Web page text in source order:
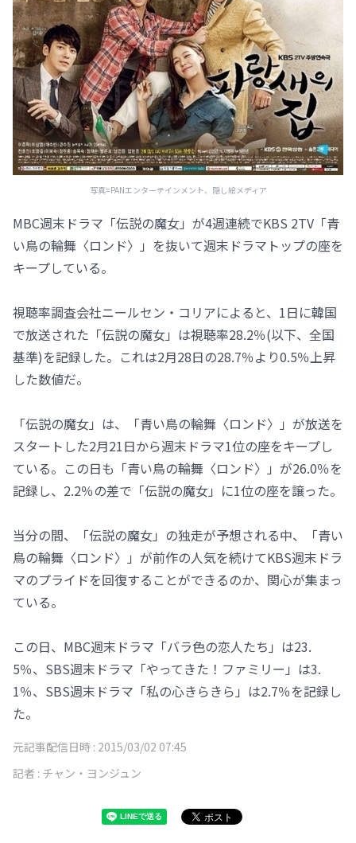
写真=PANエンターテインメント、隠し絵メディア
MBC週末ドラマ「伝説の魔女」が4週連続でKBS 2TV「青
い鳥の輪舞〈ロンド〉」を抜いて週末ドラマトップの座を
キープしている。
視聴率調査会社ニールセン・コリアによると、1日に韓国
で放送された「伝説の魔女」は視聴率28.2％(以下、全国
基準)を記録した。これは2月28日の28.7％より0.5％上昇
した数値だ。
「伝説の魔女」は、「青い鳥の輪舞〈ロンド〉」が放送を
スタートした2月21日から週末ドラマ1位の座をキープし
ている。この日も「青い鳥の輪舞〈ロンド〉」が26.0％を
記録し、2.2％の差で「伝説の魔女」に1位の座を譲った。
当分の間、「伝説の魔女」の独走が予想される中、「青い
鳥の輪舞〈ロンド〉」が前作の人気を続けてKBS週末ドラ
マのプライドを回復することができるのか、関心が集まっ
ている。
この日、MBC週末ドラマ「バラ色の恋人たち」は23.
5％、SBS週末ドラマ「やってきた！ファミリー」は3.
1％、SBS週末ドラマ「私の心きらきら」は2.7％を記録し
た。
元記事配信日時 : 2015/03/02 07:45
記者 : チャン・ヨンジュン